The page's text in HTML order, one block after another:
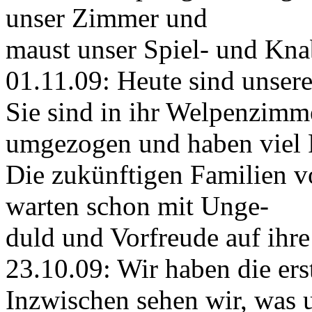
unser Zimmer und
maust unser Spiel- und
01.11.09: Heute sind
Sie sind in ihr
umgezogen und haben viel
Die zukünftigen Familien
warten schon mit Unge-
duld und Vorfreude auf
23.10.09: Wir haben die
Inzwischen sehen wir, was